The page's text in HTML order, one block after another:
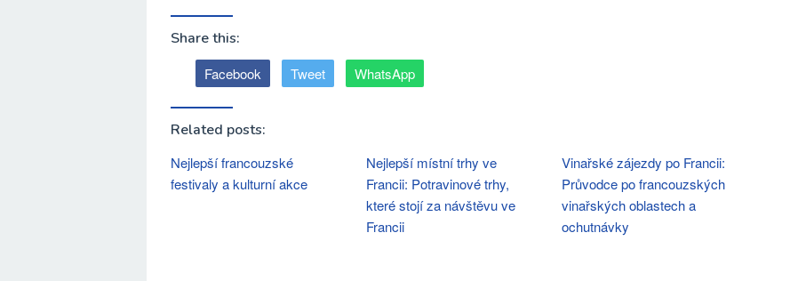
Share this:
Facebook Tweet WhatsApp
Related posts:
Nejlepší francouzské
festivaly a kulturní akce
Nejlepší místní trhy ve
Francii: Potravinové trhy,
které stojí za návštěvu ve
Francii
Vinařské zájezdy po Francii:
Průvodce po francouzských
vinařských oblastech a
ochutnávky